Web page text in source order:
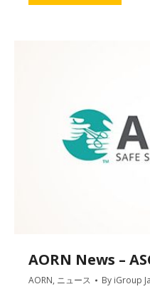
AORN News –
AORN, ニュース By iGroup